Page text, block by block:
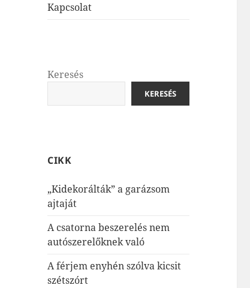
Kapcsolat
Keresés
KERESÉS
CIKK
„Kidekorálták” a garázsom
ajtaját
A csatorna beszerelés nem
autószerelőknek való
A férjem enyhén szólva kicsit
szétszórt